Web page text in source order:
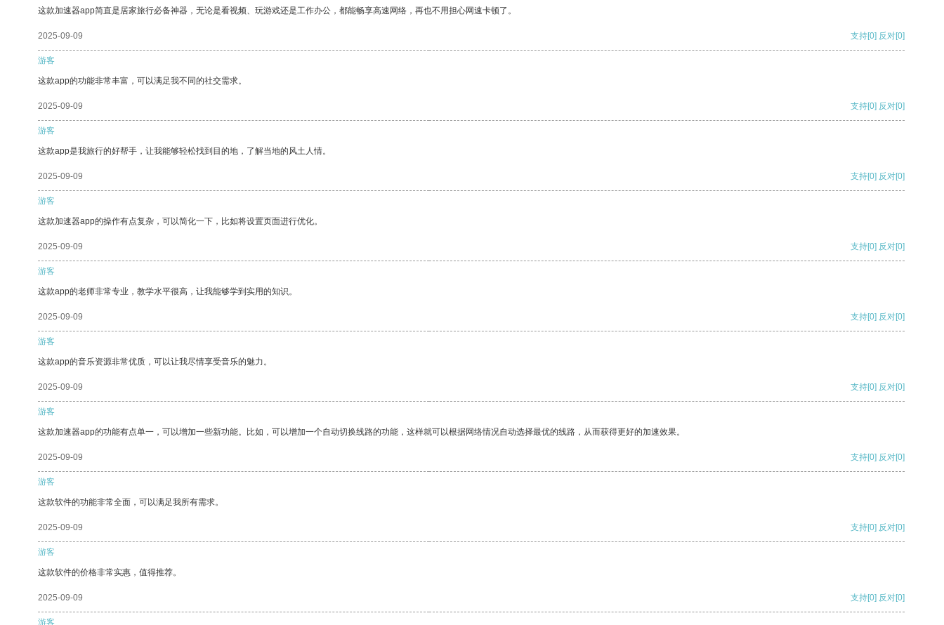
这款加速器app简直是居家旅行必备神器，无论是看视频、玩游戏还是工作办公，都能畅享高速网络，再也不用担心网速卡顿了。
2025-09-09 支持[0] 反对[0]
游客
这款app的功能非常丰富，可以满足我不同的社交需求。
2025-09-09 支持[0] 反对[0]
游客
这款app是我旅行的好帮手，让我能够轻松找到目的地，了解当地的风土人情。
2025-09-09 支持[0] 反对[0]
游客
这款加速器app的操作有点复杂，可以简化一下，比如将设置页面进行优化。
2025-09-09 支持[0] 反对[0]
游客
这款app的老师非常专业，教学水平很高，让我能够学到实用的知识。
2025-09-09 支持[0] 反对[0]
游客
这款app的音乐资源非常优质，可以让我尽情享受音乐的魅力。
2025-09-09 支持[0] 反对[0]
游客
这款加速器app的功能有点单一，可以增加一些新功能。比如，可以增加一个自动切换线路的功能，这样就可以根据网络情况自动选择最优的线路，从而获得更好的加速效果。
2025-09-09 支持[0] 反对[0]
游客
这款软件的功能非常全面，可以满足我所有需求。
2025-09-09 支持[0] 反对[0]
游客
这款软件的价格非常实惠，值得推荐。
2025-09-09 支持[0] 反对[0]
游客